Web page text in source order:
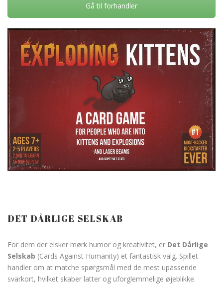
Gå til forhandler
DET DÅRLIGE SELSKAB
For dem der elsker mørk humor og kreativitet, er Det Dårlige
Selskab (Cards Against Humanity) et fantastisk valg. Spillet
handler om at matche spørgsmål med de mest upassende
svarkort, hvilket skaber latter og uforglemmelige øjeblikke.